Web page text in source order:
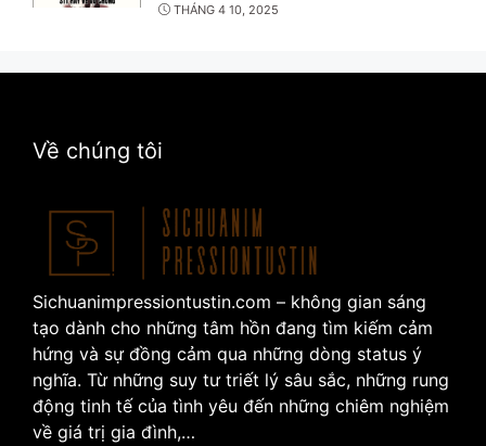
THÁNG 4 10, 2025
Về chúng tôi
Sichuanimpressiontustin.com – không gian sáng
tạo dành cho những tâm hồn đang tìm kiếm cảm
hứng và sự đồng cảm qua những dòng status ý
nghĩa. Từ những suy tư triết lý sâu sắc, những rung
động tinh tế của tình yêu đến những chiêm nghiệm
về giá trị gia đình,…